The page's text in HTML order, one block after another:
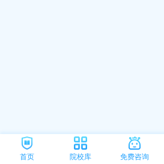
首页 院校库 免费咨询